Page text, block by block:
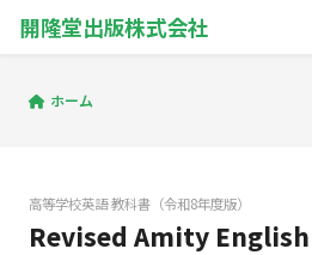
開隆堂出版株式会社
ホーム
高等学校英語 教科書（令和8年度版）
Revised Amity